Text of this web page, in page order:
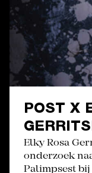
POST X
Elky Rosa
onderzoek
Palimpsest bij